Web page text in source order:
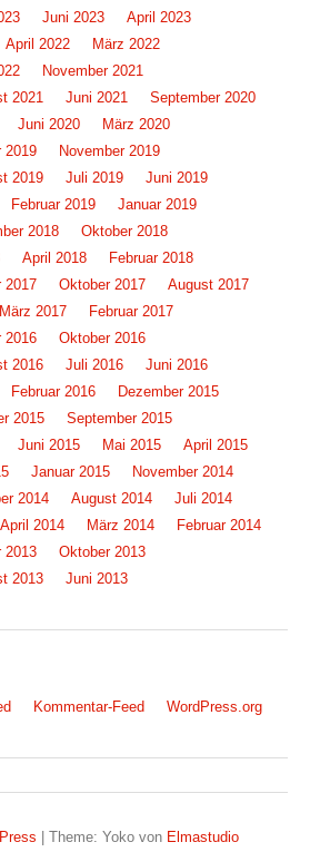
Juni 2023
April 2023
April 2022
März 2022
November 2021
2021 Juni 2021
September 2020
Juni 2020
März 2020
2019
November 2019
2019 Juli 2019
Juni 2019
Februar 2019
Januar 2019
2018
Oktober 2018
April 2018
Februar 2018
2017 Oktober 2017
August 2017
März 2017
Februar 2017
2016
Oktober 2016
2016 Juli 2016
Juni 2016
Februar 2016
Dezember 2015
2015
September 2015
Juni 2015 Mai 2015
April 2015
Januar 2015
November 2014
2014 August 2014
Juli 2014
April 2014 März 2014
Februar 2014
2013
Oktober 2013
2013 Juni 2013
Kommentar-Feed WordPress.org
| Theme: Yoko von Elmastudio